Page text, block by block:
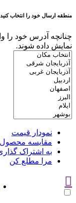
منطقه ارسال خود را انتخاب کنید
چنانچه آدرس خود را
نمایش داده شوند.
نمودار قیمت
مقایسه محصول
به اشتراک
مرا مطلع کن